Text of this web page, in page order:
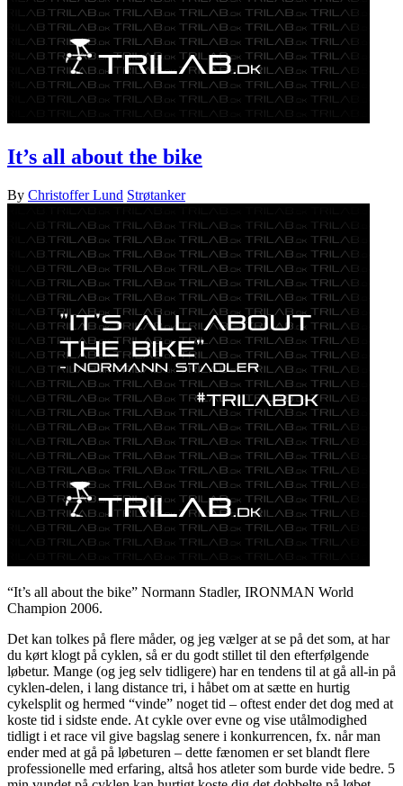
It’s all about the bike
By Christoffer Lund Strøtanker
“It’s all about the bike” Normann Stadler, IRONMAN World
Champion 2006.
Det kan tolkes på flere måder, og jeg vælger at se på det som, at har
du kørt klogt på cyklen, så er du godt stillet til den efterfølgende
løbetur. Mange (og jeg selv tidligere) har en tendens til at gå all-in på
cyklen-delen, i lang distance tri, i håbet om at sætte en hurtig
cykelsplit og hermed “vinde” noget tid – oftest ender det dog med at
koste tid i sidste ende. At cykle over evne og vise utålmodighed
tidligt i et race vil give bagslag senere i konkurrencen, fx. når man
ender med at gå på løbeturen – dette fænomen er set blandt flere
professionelle med erfaring, altså hos atleter som burde vide bedre. 5